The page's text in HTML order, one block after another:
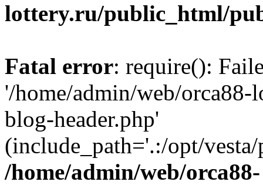
lottery.ru/public_html/
Fatal error: require():
'/home/admin/web/
blog-header.php'
(include_path='.:/opt/
/home/admin/web/orca88-